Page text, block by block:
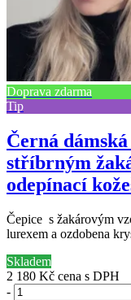
Doprava zdarma
Tip
Černá
stříbrným
odepínací
Čepice s žakárovým
lurexem a ozdobena
Skladem
2 180 Kč cena s DPH
-